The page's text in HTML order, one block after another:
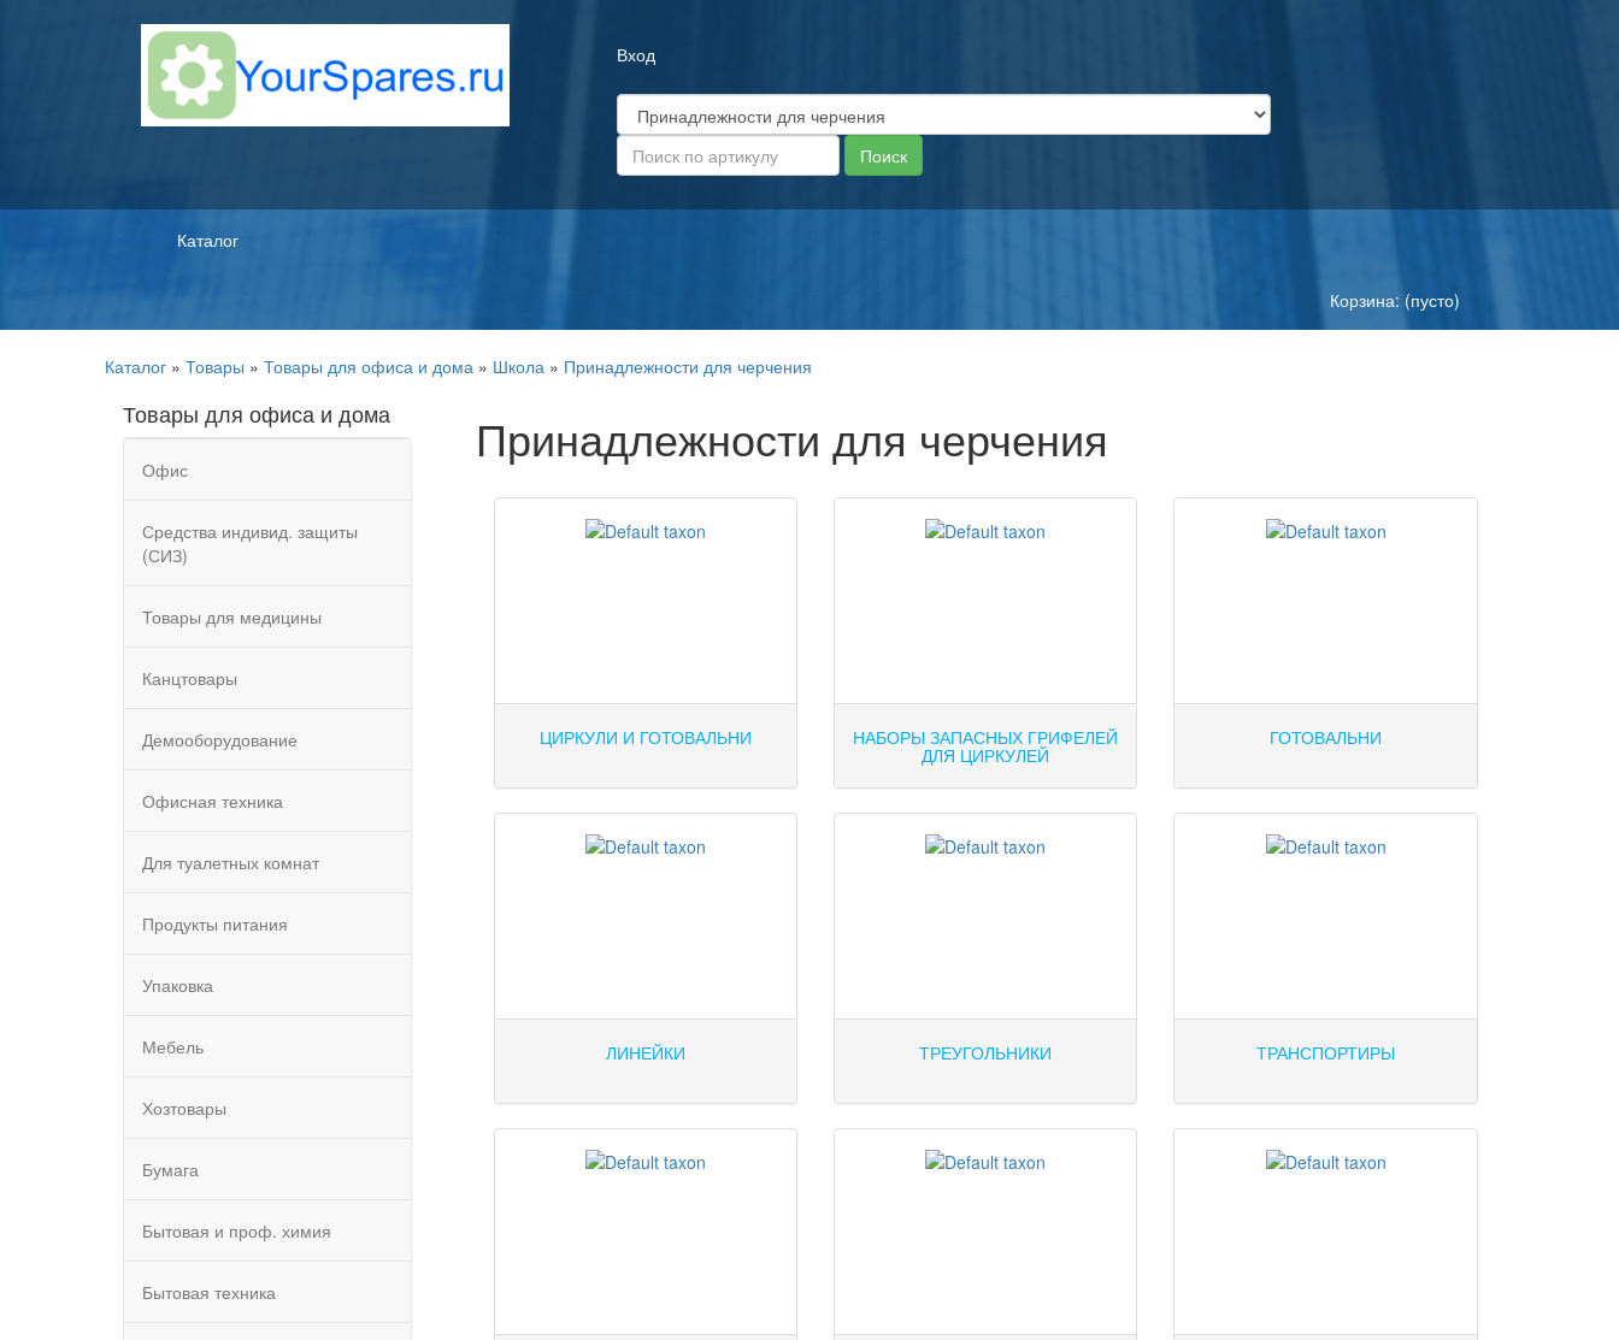
Вход
Каталог
Корзина: (пусто)
Каталог » Товары » Товары для офиса и дома » Школа » Принадлежности для черчения
Товары для офиса и дома
Офис
Средства индивид. защиты
(СИЗ)
Товары для медицины
Канцтовары
Демооборудование
Офисная техника
Для туалетных комнат
Продукты питания
Упаковка
Мебель
Хозтовары
Бумага
Бытовая и проф. химия
Бытовая техника
Принадлежности для черчения
ЦИРКУЛИ И ГОТОВАЛЬНИ НАБОРЫ ЗАПАСНЫХ ГРИФЕЛЕЙ
ДЛЯ ЦИРКУЛЕЙ
ГОТОВАЛЬНИ
ЛИНЕЙКИ ТРЕУГОЛЬНИКИ ТРАНСПОРТИРЫ